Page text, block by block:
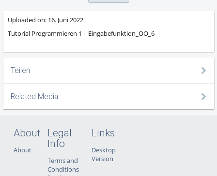
Uploaded on: 16. Juni 2022
Tutorial Programmieren 1 - Eingabefunktion_OO_6
Teilen
Related Media
About
About
Legal
Info
Terms and
Conditions
Links
Desktop
Version